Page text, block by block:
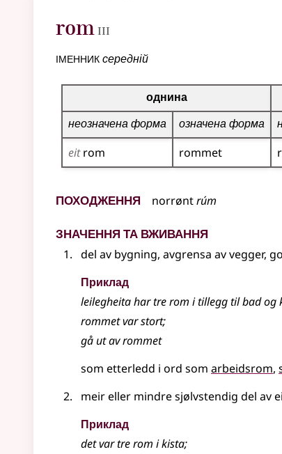
rom III
іменниксередній
Таблиця відмінювання для цього іменника
однина
неозначена форма
означена форма
eitrom rommet
Походження norrøntrúm
Значення та вживання
del av bygning, avgrensa av vegger,
Приклад
leilegheita har tre rom i tillegg til bad og
rommet var stort;
gå ut av rommet
som etterledd i ord som arbeidsrom
meir eller mindre sjølvstendig del av
Приклад
det var tre rom i kista;